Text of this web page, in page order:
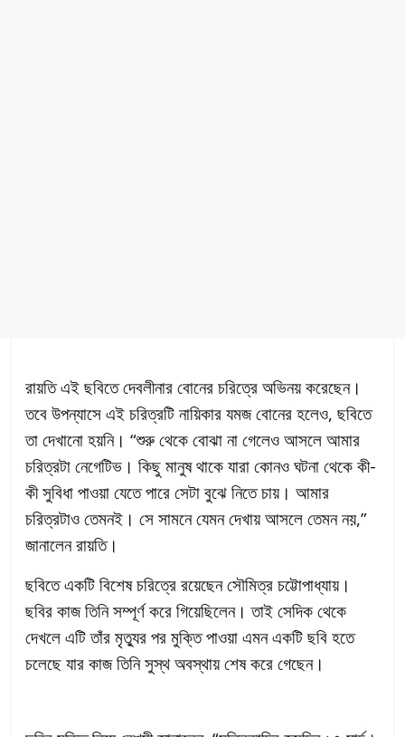
রায়তি এই ছবিতে দেবলীনার বোনের চরিত্রে অভিনয় করেছেন।
তবে উপন্যাসে এই চরিত্রটি নায়িকার যমজ বোনের হলেও, ছবিতে
তা দেখানো হয়নি। “শুরু থেকে বোঝা না গেলেও আসলে আমার
চরিত্রটা নেগেটিভ। কিছু মানুষ থাকে যারা কোনও ঘটনা থেকে কী-
কী সুবিধা পাওয়া যেতে পারে সেটা বুঝে নিতে চায়। আমার
চরিত্রটাও তেমনই। সে সামনে যেমন দেখায় আসলে তেমন নয়,”
জানালেন রায়তি।
ছবিতে একটি বিশেষ চরিত্রে রয়েছেন সৌমিত্র চট্টোপাধ্যায়।
ছবির কাজ তিনি সম্পূর্ণ করে গিয়েছিলেন। তাই সেদিক থেকে
দেখলে এটি তাঁর মৃত্যুর পর মুক্তি পাওয়া এমন একটি ছবি হতে
চলেছে যার কাজ তিনি সুস্থ অবস্থায় শেষ করে গেছেন।